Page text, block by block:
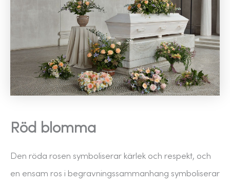
Röd blomma
Den röda rosen symboliserar kärlek och respekt, och
en ensam ros i begravningssammanhang symboliserar